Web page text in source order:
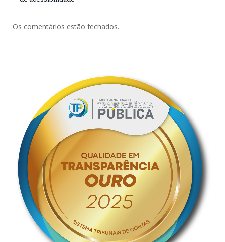
Os comentários estão fechados.